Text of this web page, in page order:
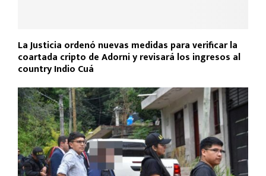
La Justicia ordenó nuevas medidas para verificar la
coartada cripto de Adorni y revisará los ingresos al
country Indio Cuá